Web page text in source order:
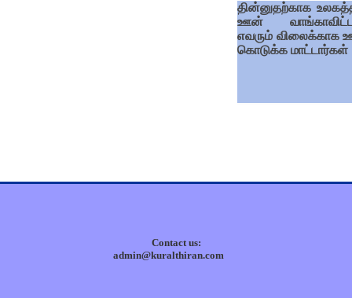
தின்னுதற்காக
ஊன்
எவரும் விலைக்காக
கொடுக்க மாட்டார்கள்
Contact us:
admin@kuralthiran.com